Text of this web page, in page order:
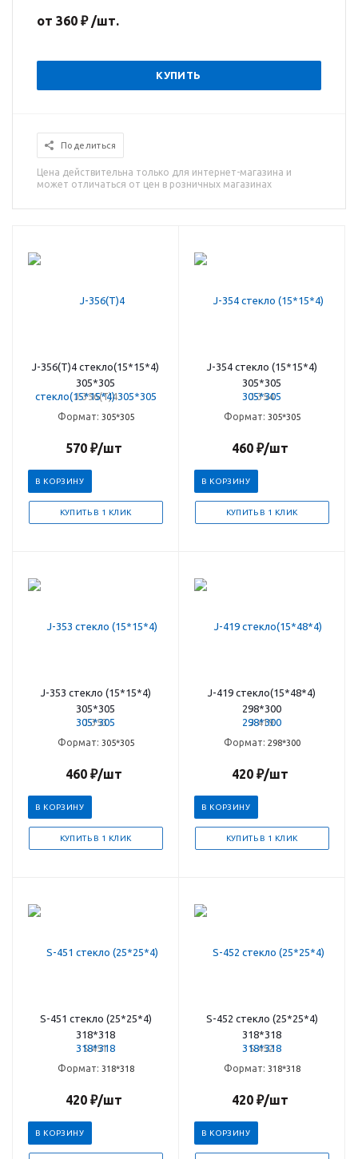
от 360 ₽ /шт.
КУПИТЬ
Поделиться
Цена действительна только для интернет-магазина и
может отличаться от цен в розничных магазинах
J-356(T)4 стекло(15*15*4)
305*305
J-356(T)4
Формат: 305*305
570 ₽/шт
В КОРЗИНУ
КУПИТЬ В 1 КЛИК
J-354 стекло (15*15*4)
305*305
J-354
Формат: 305*305
460 ₽/шт
В КОРЗИНУ
КУПИТЬ В 1 КЛИК
J-353 стекло (15*15*4)
305*305
J-353
Формат: 305*305
460 ₽/шт
В КОРЗИНУ
КУПИТЬ В 1 КЛИК
J-419 стекло(15*48*4)
298*300
J-419
Формат: 298*300
420 ₽/шт
В КОРЗИНУ
КУПИТЬ В 1 КЛИК
S-451 стекло (25*25*4)
318*318
S-451
Формат: 318*318
420 ₽/шт
В КОРЗИНУ
S-452 стекло (25*25*4)
318*318
S-452
Формат: 318*318
420 ₽/шт
В КОРЗИНУ